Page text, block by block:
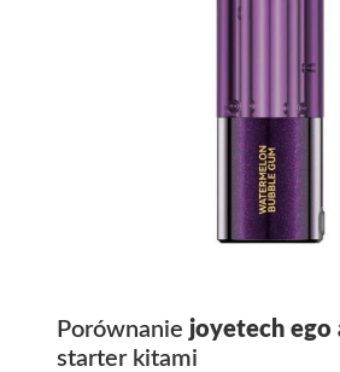
Porównanie joyetech ego
starter kitami